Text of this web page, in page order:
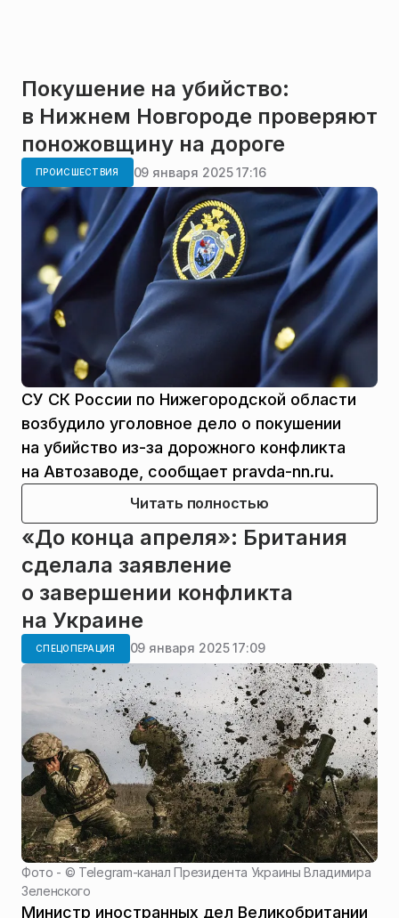
Покушение на убийство:
в Нижнем Новгороде проверяют
поножовщину на дороге
ПРОИСШЕСТВИЯ 09 января 2025 17:16
СУ СК России по Нижегородской области
возбудило уголовное дело о покушении
на убийство из-за дорожного конфликта
на Автозаводе, сообщает pravda-nn.ru.
Читать полностью
«До конца апреля»: Британия
сделала заявление
о завершении конфликта
на Украине
СПЕЦОПЕРАЦИЯ 09 января 2025 17:09
Фото - © Telegram-канал Президента Украины Владимира
Зеленского
Министр иностранных дел Великобритании